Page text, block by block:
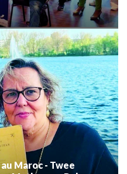
Maroc - Twee